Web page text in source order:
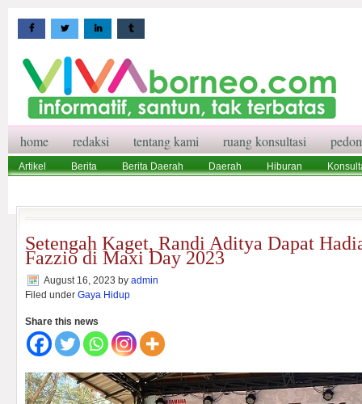
home redaksi tentang kami ruang konsultasi
Artikel Berita Berita Daerah Daerah Hiburan
Setengah Kaget, Randi Aditya Dapat
Fazzio di Maxi Day 2023
August 16, 2023 by admin
Filed under Gaya Hidup
Share this news